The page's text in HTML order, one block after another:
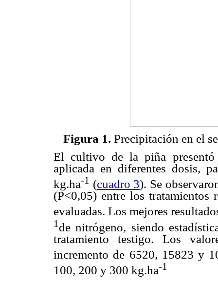
Figura 1. Precipitación en el
El cultivo de la piña presentó
aplicada en diferentes dosis,
kg.ha-1 (cuadro 3). Se
(P<0,05) entre los tratamientos
evaluadas. Los mejores
1 de nitrógeno, siendo
tratamiento testigo. Los
incremento de 6520, 15823 y
100, 200 y 300 kg.ha-1